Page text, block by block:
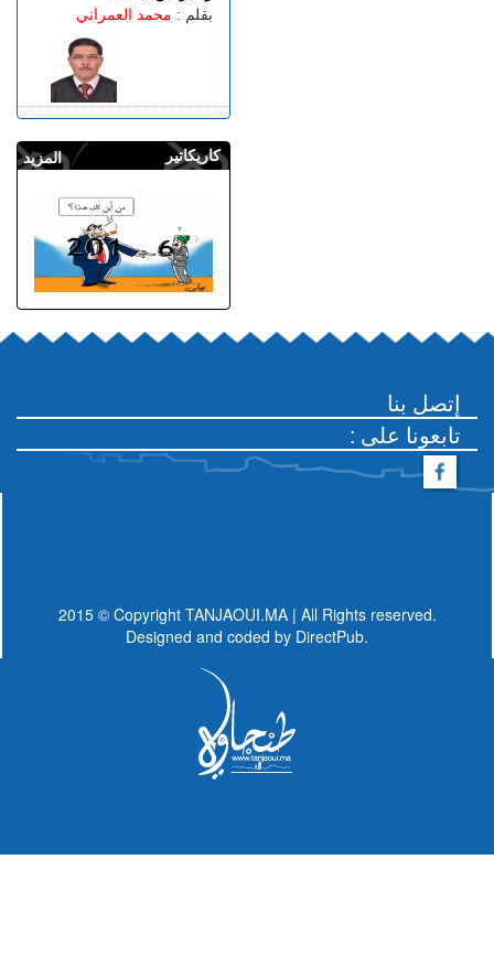
بقلم : محمد العمراني
المزيد كاريكاتير
إتصل بنا
: تابعونا على
2015 © Copyright TANJAOUI.MA | All Rights reserved.
Designed and coded by DirectPub.